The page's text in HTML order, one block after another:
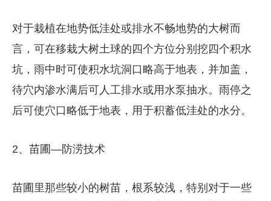
对于栽植在地势低洼处或排水不畅地势的大树而
言，可在移栽大树土球的四个方位分别挖四个积水
坑，雨中时可使积水坑洞口略高于地表，并加盖，
待穴内渗水满后可人工排水或用水泵抽水。雨停之
后可使穴口略低于地表，用于积蓄低洼处的水分。
2、苗圃—防涝技术
苗圃里那些较小的树苗，根系较浅，特别对于一些